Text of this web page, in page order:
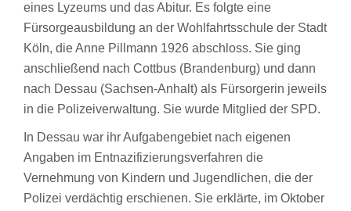
eines Lyzeums und das Abitur. Es folgte eine
Fürsorgeausbildung an der Wohlfahrtsschule der Stadt
Köln, die Anne Pillmann 1926 abschloss. Sie ging
anschließend nach Cottbus (Brandenburg) und dann
nach Dessau (Sachsen-Anhalt) als Fürsorgerin jeweils
in die Polizeiverwaltung. Sie wurde Mitglied der SPD.
In Dessau war ihr Aufgabengebiet nach eigenen
Angaben im Entnazifizierungsverfahren die
Vernehmung von Kindern und Jugendlichen, die der
Polizei verdächtig erschienen. Sie erklärte, im Oktober